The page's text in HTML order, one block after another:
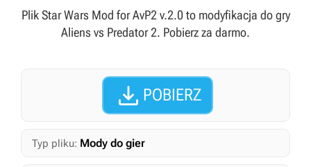
Plik Star Wars Mod for AvP2 v.2.0 to modyfikacja do gry
Aliens vs Predator 2. Pobierz za darmo.
 POBIERZ
Typ pliku: Mody do gier